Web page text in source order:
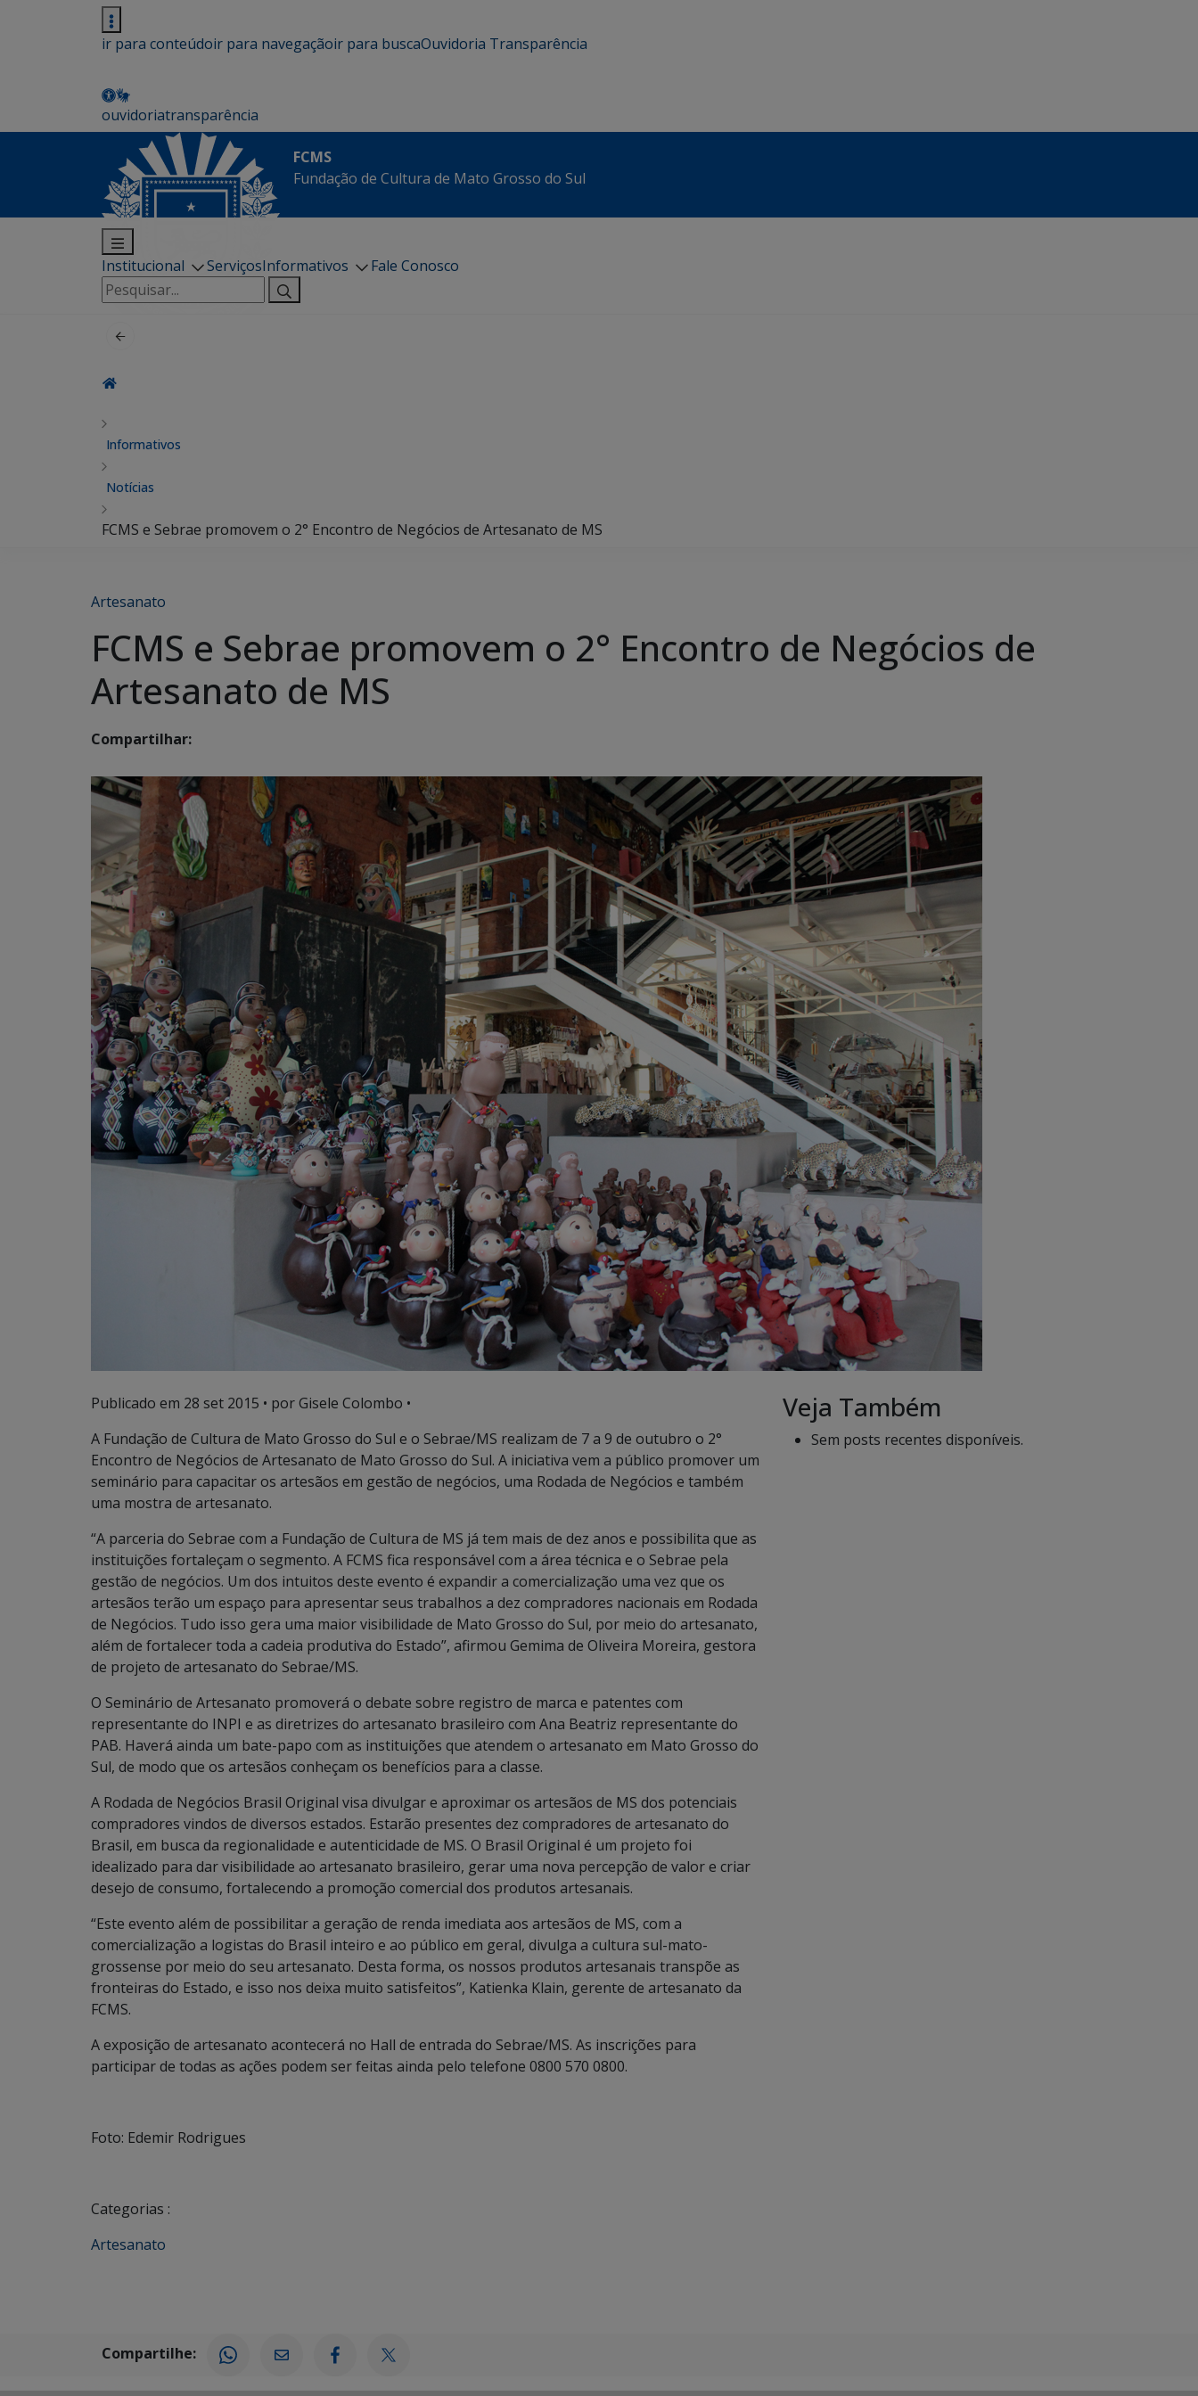
ir para conteúdoir para navegaçãoir para buscaOuvidoria Transparência
ouvidoriatransparência
FCMS
Fundação de Cultura de Mato Grosso do Sul
Institucional ServiçosInformativos
Fale Conosco
Pesquisar
por:
Informativos
Notícias
FCMS e Sebrae promovem o 2° Encontro de Negócios de Artesanato de MS
Artesanato
FCMS e Sebrae promovem o 2° Encontro de Negócios de
Artesanato de MS
Compartilhar:
Publicado em 28 set 2015 • por Gisele Colombo •
A Fundação de Cultura de Mato Grosso do Sul e o Sebrae/MS realizam de 7 a 9 de outubro o 2°
Encontro de Negócios de Artesanato de Mato Grosso do Sul. A iniciativa vem a público promover um
seminário para capacitar os artesãos em gestão de negócios, uma Rodada de Negócios e também
uma mostra de artesanato.
“A parceria do Sebrae com a Fundação de Cultura de MS já tem mais de dez anos e possibilita que as
instituições fortaleçam o segmento. A FCMS fica responsável com a área técnica e o Sebrae pela
gestão de negócios. Um dos intuitos deste evento é expandir a comercialização uma vez que os
artesãos terão um espaço para apresentar seus trabalhos a dez compradores nacionais em Rodada
de Negócios. Tudo isso gera uma maior visibilidade de Mato Grosso do Sul, por meio do artesanato,
além de fortalecer toda a cadeia produtiva do Estado”, afirmou Gemima de Oliveira Moreira, gestora
de projeto de artesanato do Sebrae/MS.
O Seminário de Artesanato promoverá o debate sobre registro de marca e patentes com
representante do INPI e as diretrizes do artesanato brasileiro com Ana Beatriz representante do
PAB. Haverá ainda um bate-papo com as instituições que atendem o artesanato em Mato Grosso do
Sul, de modo que os artesãos conheçam os benefícios para a classe.
A Rodada de Negócios Brasil Original visa divulgar e aproximar os artesãos de MS dos potenciais
compradores vindos de diversos estados. Estarão presentes dez compradores de artesanato do
Brasil, em busca da regionalidade e autenticidade de MS. O Brasil Original é um projeto foi
idealizado para dar visibilidade ao artesanato brasileiro, gerar uma nova percepção de valor e criar
desejo de consumo, fortalecendo a promoção comercial dos produtos artesanais.
“Este evento além de possibilitar a geração de renda imediata aos artesãos de MS, com a
comercialização a logistas do Brasil inteiro e ao público em geral, divulga a cultura sul-mato-
grossense por meio do seu artesanato. Desta forma, os nossos produtos artesanais transpõe as
fronteiras do Estado, e isso nos deixa muito satisfeitos”, Katienka Klain, gerente de artesanato da
FCMS.
A exposição de artesanato acontecerá no Hall de entrada do Sebrae/MS. As inscrições para
participar de todas as ações podem ser feitas ainda pelo telefone 0800 570 0800.
Foto: Edemir Rodrigues
Categorias :
Artesanato
Veja Também
Sem posts recentes disponíveis.
Compartilhe: